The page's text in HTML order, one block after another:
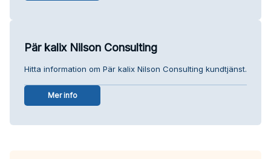
Pär kalix Nilson Consulting
Hitta information om Pär kalix Nilson Consulting kundtjänst.
Mer info